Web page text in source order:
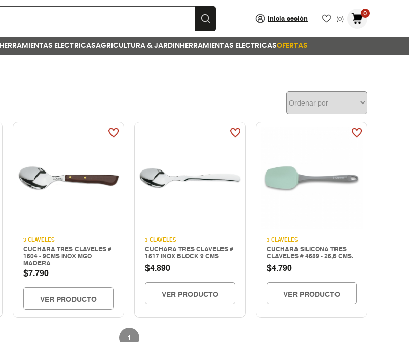
Inicia sesión (0)
0
HERRAMIENTAS ELECTRICASAGRICULTURA & JARDIN HERRAMIENTAS ELECTRICASOFERTAS
3 CLAVELES
CUCHARA TRES CLAVELES #
1504 - 9CMS INOX MGO
MADERA
$7.790
VER PRODUCTO
3 CLAVELES
CUCHARA TRES CLAVELES #
1517 INOX BLOCK 9 CMS
$4.890
VER PRODUCTO
3 CLAVELES
CUCHARA SILICONA TRES
CLAVELES # 4659 - 25,5 CMS.
$4.790
VER PRODUCTO
1